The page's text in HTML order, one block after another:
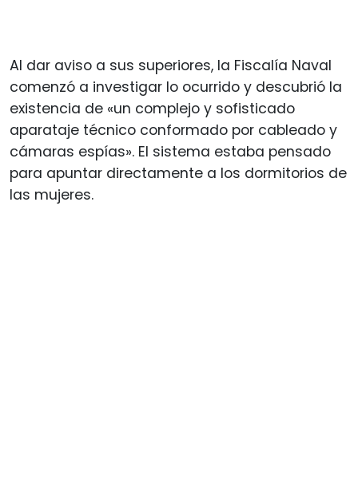
Al dar aviso a sus superiores, la Fiscalía Naval
comenzó a investigar lo ocurrido y descubrió la
existencia de «un complejo y sofisticado
aparataje técnico conformado por cableado y
cámaras espías». El sistema estaba pensado
para apuntar directamente a los dormitorios de
las mujeres.